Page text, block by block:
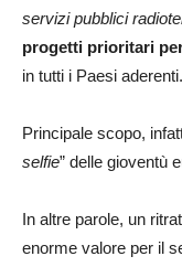
servizi pubblici
progetti prioritari
in tutti i Paesi aderenti.
Principale scopo,
selfie” delle gioventù
In altre parole, un
enorme valore per il